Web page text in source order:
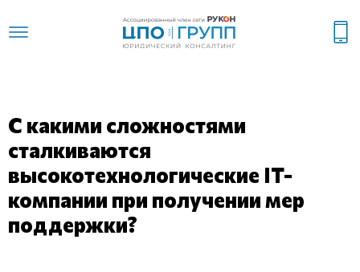
С какими сложностями
сталкиваются
высокотехнологические IT-
компании при получении мер
поддержки?